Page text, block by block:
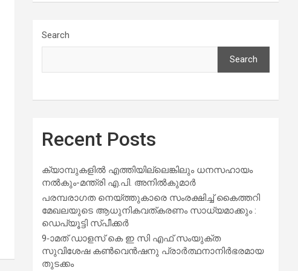
Search
Search
Recent Posts
ക്യാമ്പുകളിൽ എത്തിയില്ലെങ്കിലും ധനസഹായം
നൽകും-മന്ത്രി എ.പി. അനിൽകുമാർ
പരമ്പരാഗത നെയ്ത്തുകാരെ സംരക്ഷിച്ച് കൈത്തറി
മേഖലയുടെ ആധുനികവത്കരണം സാധ്യമാക്കും :
ഡെപ്യൂട്ടി സ്പീക്കർ
9-ാമത് ഡാളസ് കെ ഇ സി എഫ് സംയുക്ത
സുവിശേഷ കൺവെൻഷനു പ്രാർത്ഥനാനിർഭരമായ
തുടക്കം